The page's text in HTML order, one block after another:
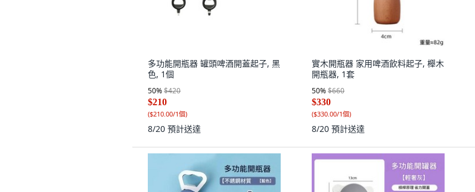
多功能開瓶器 罐頭啤酒開蓋起子, 黑
色, 1個
50%$420
$210
($210.00/1個)
8/20 預計送達
實木開瓶器 家用啤酒飲料起子, 櫸木
開瓶器, 1套
50%$660
$330
($330.00/1個)
8/20 預計送達